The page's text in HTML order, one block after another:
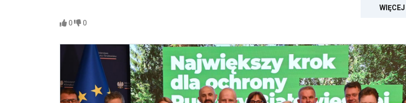
WIĘCEJ
0
0